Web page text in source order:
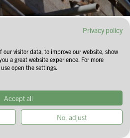
für
von
Privacy policy
our visitor data, to improve our website, show
a great website experience. For more
open the settings.
Accept all
No, adjust